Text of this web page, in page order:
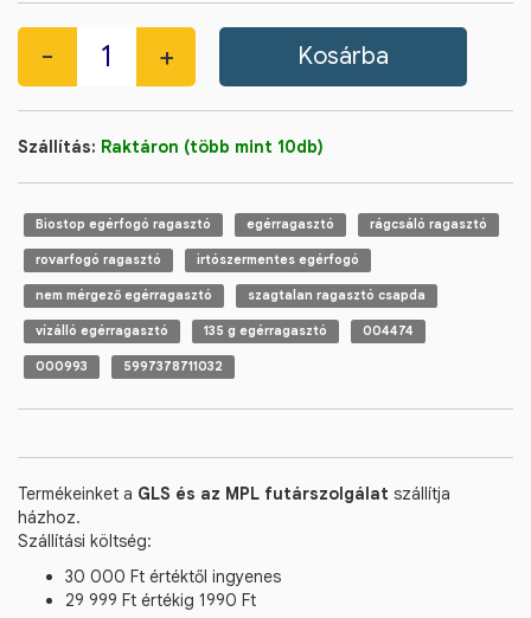
Szállítás: Raktáron (több mint 10db)
Biostop egérfogó ragasztó egérragasztó rágcsáló ragasztó
rovarfogó ragasztó irtószermentes egérfogó
nem mérgező egérragasztó szagtalan ragasztó csapda
vízálló egérragasztó 135 g egérragasztó 004474
000993 5997378711032
Termékeinket a GLS és az MPL futárszolgálat szállítja
házhoz.
Szállítási költség:
30 000 Ft értéktől ingyenes
29 999 Ft értékig 1990 Ft